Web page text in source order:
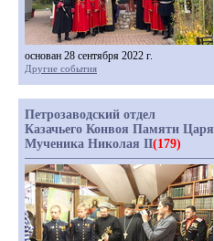
основан 28 сентября 2022 г.
Другие события
Петрозаводский отдел
Казачьего Конвоя Памяти Царя
Мученика Николая II(179)